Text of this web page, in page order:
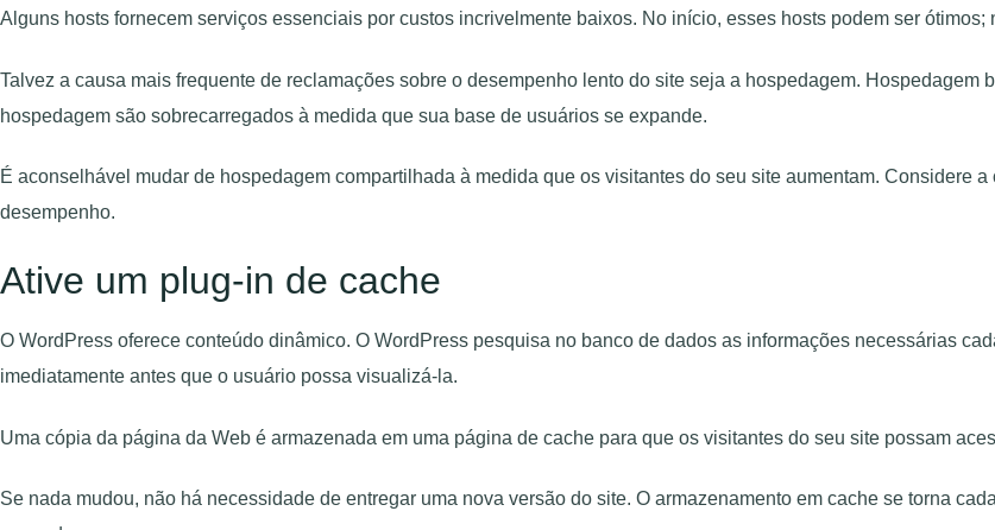
Alguns hosts fornecem serviços essenciais por custos incrivelmente baixos. No início, esses hosts podem ser
Talvez a causa mais frequente de reclamações sobre o desempenho lento do site seja a hospedagem. Hospedagem
hospedagem são sobrecarregados à medida que sua base de usuários se expande.
É aconselhável mudar de hospedagem compartilhada à medida que os visitantes do seu site aumentam. Considere
desempenho.
Ative um plug-in de cache
O WordPress oferece conteúdo dinâmico. O WordPress pesquisa no banco de dados as informações necessárias
imediatamente antes que o usuário possa visualizá-la.
Uma cópia da página da Web é armazenada em uma página de cache para que os visitantes do seu site possam
Se nada mudou, não há necessidade de entregar uma nova versão do site. O armazenamento em cache se torna